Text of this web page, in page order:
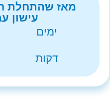
מאז שהתחלת
עישון
ימים
דקות